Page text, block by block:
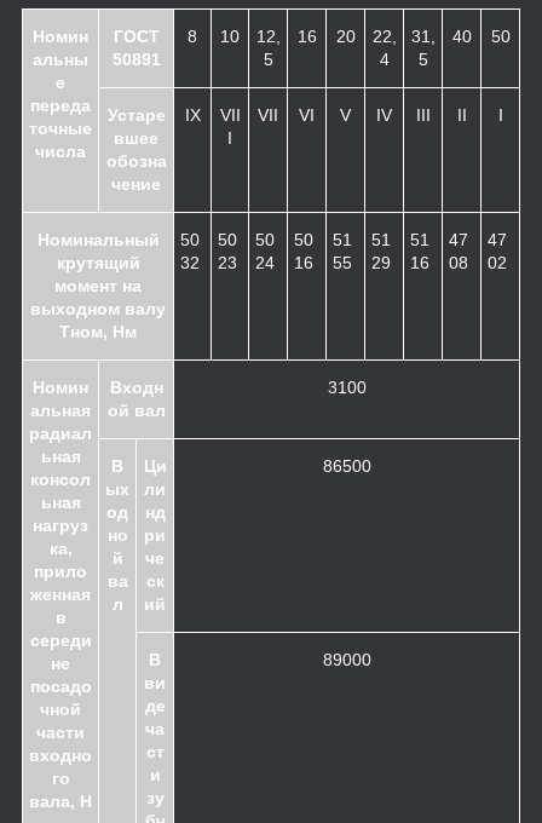
Номин
альны
е
переда
точные
числа
ГОСТ
50891
8 10
12,
5
16 20
22,
4
31,
5
40 50
Устаре
вшее
обозна
чение
IX
VII
I
VII VI V IV III II I
Номинальный
крутящий
момент на
выходном валу
Тном, Нм
50
32
50
23
50
24
50
16
51
55
51
29
51
16
47
08
47
02
Номин
альная
радиал
ьная
консол
ьная
нагруз
ка,
прило
женная
в
середи
не
посадо
чной
части
входно
го
вала, Н
Входн
ой вал
3100
В
ых
од
но
й
ва
л
Ци
ли
нд
ри
че
ск
ий
86500
В
ви
де
ча
ст
и
зу
89000